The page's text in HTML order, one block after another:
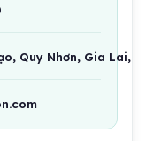
Quy Nhơn, Gia Lai,